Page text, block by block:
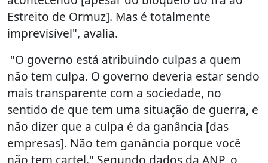
Estreito de Ormuz]. Mas é totalmente
imprevisível", avalia.
"O governo está atribuindo culpas a quem
não tem culpa. O governo deveria estar sendo
mais transparente com a sociedade, no
sentido de que tem uma situação de guerra, e
não dizer que a culpa é da ganância [das
empresas]. Não tem ganância porque você
não tem cartel." Segundo dados da ANP, o